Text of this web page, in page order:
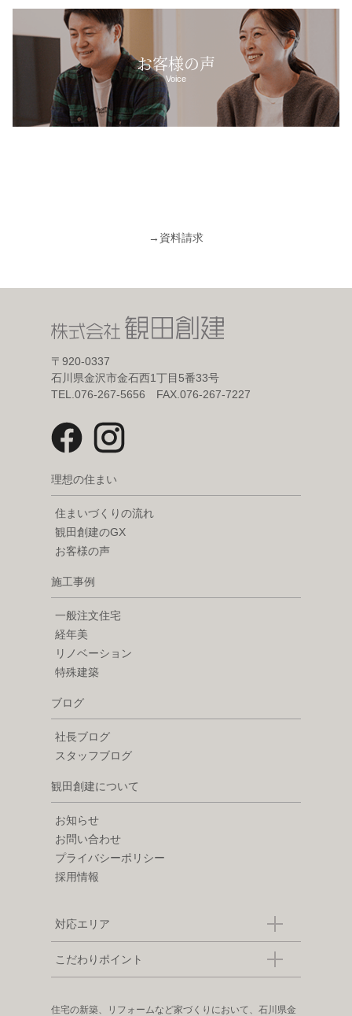
お客様の声
Voice
→ 資料請求
〒920-0337
石川県金沢市金石西1丁目5番33号
TEL.076-267-5656 FAX.076-267-7227
理想の住まい
住まいづくりの流れ
観田創建のGX
お客様の声
施工事例
一般注文住宅
経年美
リノベーション
特殊建築
ブログ
社長ブログ
スタッフブログ
観田創建について
お知らせ
お問い合わせ
プライバシーポリシー
採用情報
対応エリア
こだわりポイント
住宅の新築、リフォームなど家づくりにおいて、石川県金